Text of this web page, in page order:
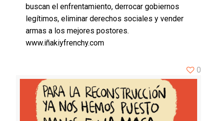
buscan el enfrentamiento, derrocar gobiernos
legítimos, eliminar derechos sociales y vender
armas a los mejores postores.
www.iñakiyfrenchy.com
0